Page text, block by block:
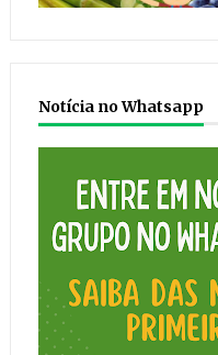
Notícia no Whatsapp